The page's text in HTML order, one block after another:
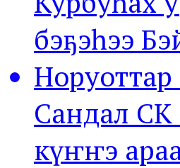
бэҕэһээ
Сандал СК
күҥҥэ